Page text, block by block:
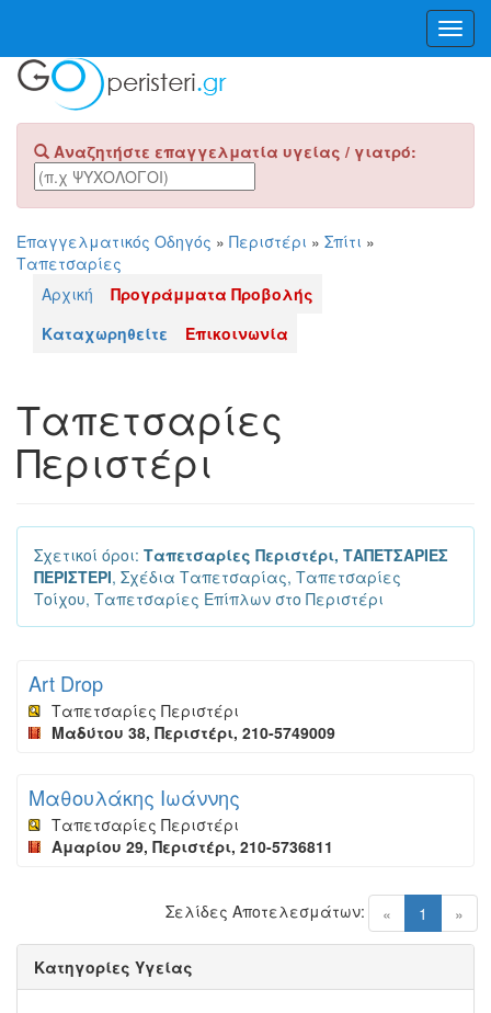
Αναζητήστε επαγγελματία υγείας / γιατρό:
Επαγγελματικός Οδηγός » Περιστέρι » Σπίτι »
Ταπετσαρίες
Αρχική
Προγράμματα Προβολής
Καταχωρηθείτε
Επικοινωνία
Ταπετσαρίες
Περιστέρι
Σχετικοί όροι: Ταπετσαρίες Περιστέρι, ΤΑΠΕΤΣΑΡΙΕΣ
ΠΕΡΙΣΤΕΡΙ, Σχέδια Ταπετσαρίας, Ταπετσαρίες
Τοίχου, Ταπετσαρίες Επίπλων στο Περιστέρι
Art Drop
Ταπετσαρίες Περιστέρι
Μαδύτου 38, Περιστέρι, 210-5749009
Μαθουλάκης Ιωάννης
Ταπετσαρίες Περιστέρι
Αμαρίου 29, Περιστέρι, 210-5736811
« 1 (current)
»
Σελίδες Αποτελεσμάτων:
Κατηγορίες Υγείας